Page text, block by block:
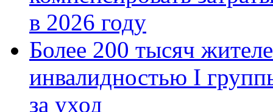
в 2026 году
Более 200 тысяч
инвалидностью I
за уход